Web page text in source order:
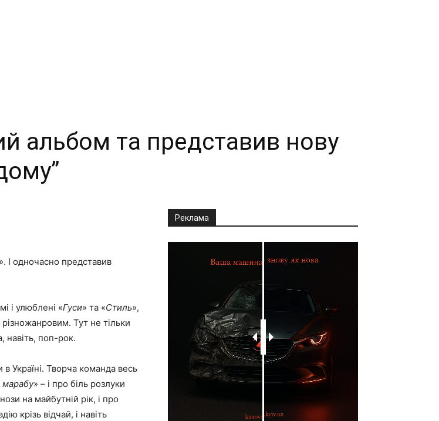
альбом та представив нову
. І одночасно представив
і улюблені «Гуси» та «Стиль»,
Тут не тільки
навіть, поп-рок.
Україні. Творча команда весь
марабу» – і про біль розлуки
на майбутній рік, і про
крізь відчай, і навіть
Реклама